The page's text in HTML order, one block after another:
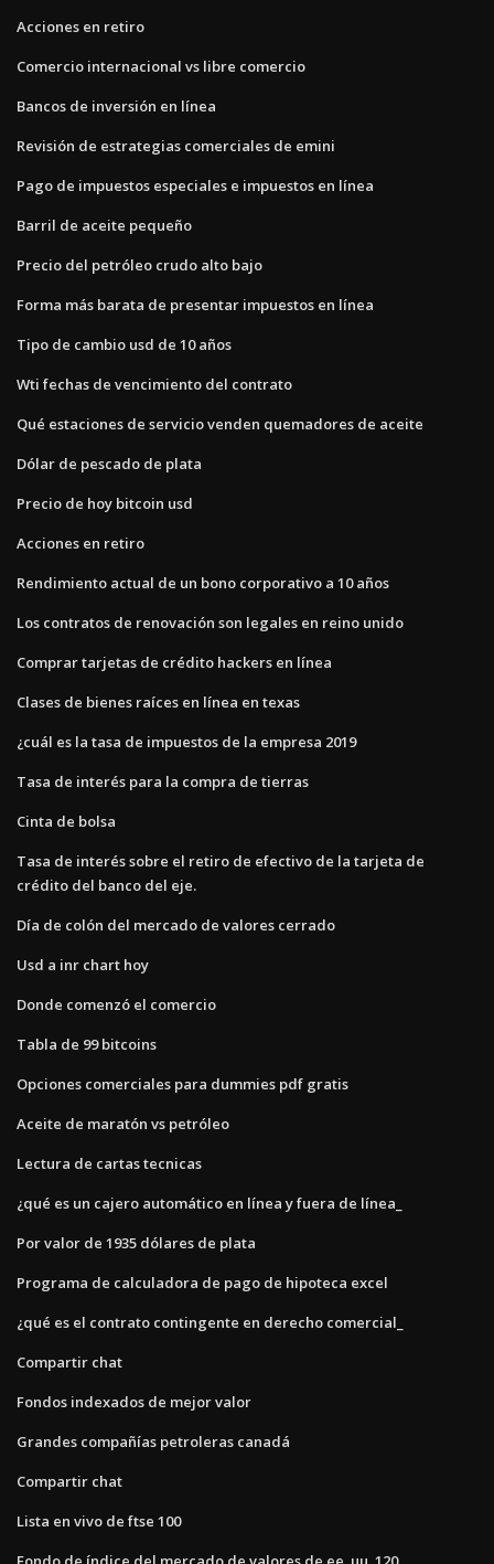
Acciones en retiro
Comercio internacional vs libre comercio
Bancos de inversión en línea
Revisión de estrategias comerciales de emini
Pago de impuestos especiales e impuestos en línea
Barril de aceite pequeño
Precio del petróleo crudo alto bajo
Forma más barata de presentar impuestos en línea
Tipo de cambio usd de 10 años
Wti fechas de vencimiento del contrato
Qué estaciones de servicio venden quemadores de aceite
Dólar de pescado de plata
Precio de hoy bitcoin usd
Acciones en retiro
Rendimiento actual de un bono corporativo a 10 años
Los contratos de renovación son legales en reino unido
Comprar tarjetas de crédito hackers en línea
Clases de bienes raíces en línea en texas
¿cuál es la tasa de impuestos de la empresa 2019
Tasa de interés para la compra de tierras
Cinta de bolsa
Tasa de interés sobre el retiro de efectivo de la tarjeta de
crédito del banco del eje.
Día de colón del mercado de valores cerrado
Usd a inr chart hoy
Donde comenzó el comercio
Tabla de 99 bitcoins
Opciones comerciales para dummies pdf gratis
Aceite de maratón vs petróleo
Lectura de cartas tecnicas
¿qué es un cajero automático en línea y fuera de línea_
Por valor de 1935 dólares de plata
Programa de calculadora de pago de hipoteca excel
¿qué es el contrato contingente en derecho comercial_
Compartir chat
Fondos indexados de mejor valor
Grandes compañías petroleras canadá
Compartir chat
Lista en vivo de ftse 100